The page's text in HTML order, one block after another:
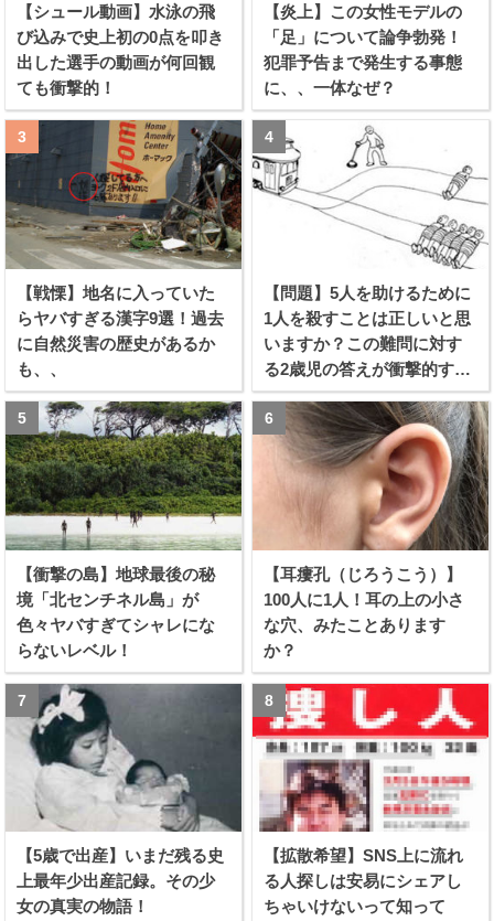
【シュール動画】水泳の飛
び込みで史上初の0点を叩き
出した選手の動画が何回観
ても衝撃的！
【炎上】この女性モデルの
「足」について論争勃発！
犯罪予告まで発生する事態
に、、一体なぜ？
【戦慄】地名に入っていた
らヤバすぎる漢字9選！過去
に自然災害の歴史があるか
も、、
【問題】5人を助けるために
1人を殺すことは正しいと思
いますか？この難問に対す
る2歳児の答えが衝撃的すぎ
る！！
【衝撃の島】地球最後の秘
境「北センチネル島」が
色々ヤバすぎてシャレにな
らないレベル！
【耳瘻孔（じろうこう）】
100人に1人！耳の上の小さ
な穴、みたことあります
か？
【5歳で出産】いまだ残る史
上最年少出産記録。その少
女の真実の物語！
【拡散希望】SNS上に流れ
る人探しは安易にシェアし
ちゃいけないって知って